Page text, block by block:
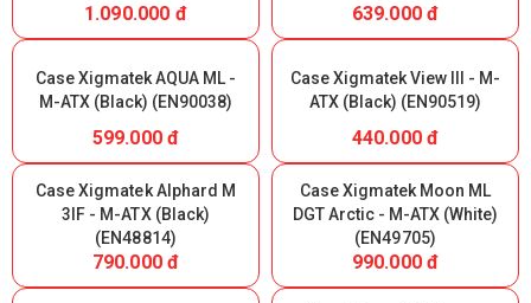
1.090.000 đ 639.000 đ
Case Xigmatek AQUA ML -
M-ATX (Black) (EN90038)
599.000 đ
Case Xigmatek View III - M-
ATX (Black) (EN90519)
440.000 đ
Case Xigmatek Alphard M
3IF - M-ATX (Black)
(EN48814)
790.000 đ
Case Xigmatek Moon ML
DGT Arctic - M-ATX (White)
(EN49705)
990.000 đ